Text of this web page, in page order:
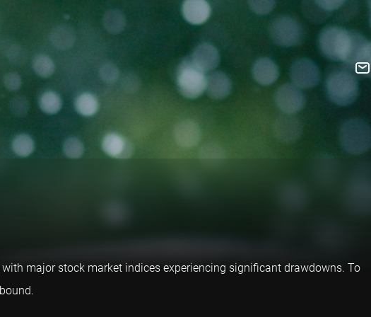
major stock market indices experiencing significant drawdowns. To